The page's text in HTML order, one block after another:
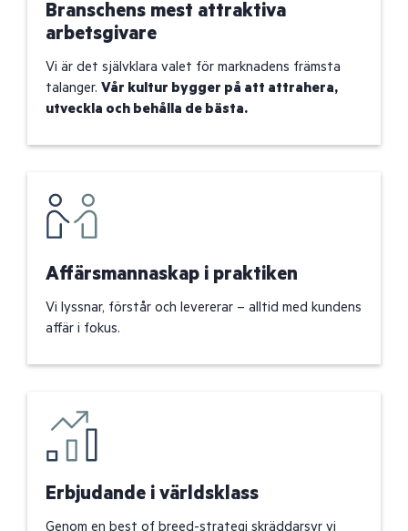
Branschens mest attraktiva
arbetsgivare
Vi är det självklara valet för marknadens främsta
talanger. Vår kultur bygger på att attrahera,
utveckla och behålla de bästa.
Affärsmannaskap i praktiken
Vi lyssnar, förstår och levererar – alltid med kundens
affär i fokus.
Erbjudande i världsklass
Genom en best of breed-strategi skräddarsyr vi